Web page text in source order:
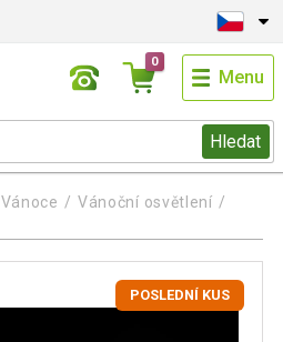
Hledat
0
Menu
Vánoce
Vánoční osvětlení
POSLEDNÍ KUS